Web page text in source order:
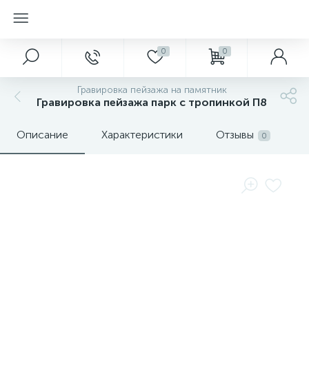
0 0
Гравировка пейзажа на памятник
Гравировка пейзажа парк с тропинкой П8
Описание Характеристики Отзывы 0